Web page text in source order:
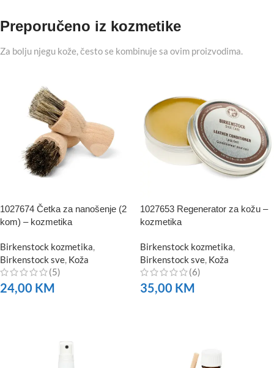
Preporučeno iz kozmetike
Za bolju njegu kože, često se kombinuje sa ovim proizvodima.
1027674 Četka za nanošenje (2
kom) – kozmetika
Birkenstock kozmetika,
Birkenstock sve, Koža
(5)
24,00 KM
1027653 Regenerator za kožu –
kozmetika
Birkenstock kozmetika,
Birkenstock sve, Koža
(6)
35,00 KM